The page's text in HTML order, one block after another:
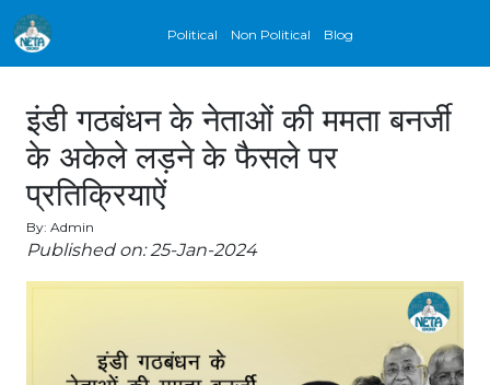
Political Non Political Blog
इंडी गठबंधन के नेताओं की ममता बनर्जी
के अकेले लड़ने के फैसले पर
प्रतिक्रियाऐं
By: Admin
Published on: 25-Jan-2024